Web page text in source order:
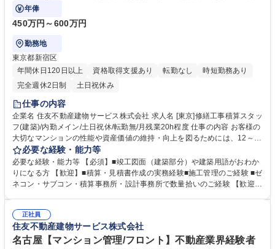
今回のお仕事です。
年俸
450万円～600万円
勤務地
東京都新宿区
年間休日120日以上
資格取得支援あり 転勤なし
時短勤務あり
完全週休2日制
土日祝休み
仕事の内容
企業名 住友不動産建物サービス株式会社 求人名 [東京]修繕工事積算スタッ
フ(建築)/内勤メイン/土日祝休/転勤無/月残業20h程度 仕事の内容 お客様の
大切なマンションの性能や資産価値の維持・向上を図るためには、12～1
5年間隔で大規模なリニューアル工事が必要になります。その工事費用算
出にあたっての積算が今回のお仕事です。 【具体的に】■設計・竣工図書
(製本)からの数量の拾い(外壁・屋根・バルコニー・手すり等)※設備は対
象外です ■必要に応じて、マンションに訪問して状況確認いただくことも
す。※月に1～2物件程度の作成で負担も少なめです。 募集職種 [東京]修繕
工事積算スタッフ(建築)/内勤メイン/土日祝休/転勤無/月残業20h程度
必要な経験・能力等
必要な経験・能力等 【必須】■竣工図面（建築部分）や建築用語がおわか
りになる方 【歓迎】■積算・見積書作成の実務経験■施工管理のご経験 ■ゼ
ネコン・サブコン・積算事務所・設計事務所で数量拾いのご経験 【歓迎資
立たないお仕事ですが、縁の下の力持ちとして、「お客様」と「修繕工
事」とを結ぶ重要な役割でもあります。 学歴・資格 学歴：大学院 大学 高
専 短大 専修学校 高校 語学力： 資格：
正社員
住友不動産建物サービス株式会社
名古屋【マンション管理/フロント】不動産業界経験者